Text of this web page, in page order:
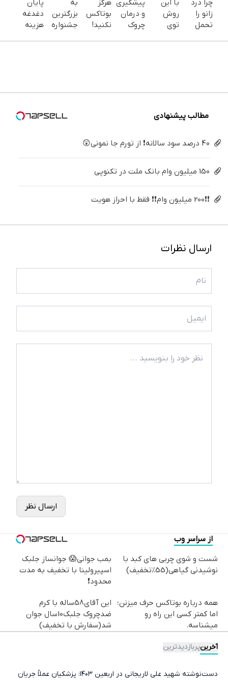
چرا درد
زانو را
تحمل
کن
با این
روش
توی
پیشگیری
و درمان
چروک
هرگز
بوتاکس
نکنید!
جوان می
به
بزرگترین
جشنواره
پایان
دغدغه
هزینه
کننده
مطالب پیشنهادی
40 درصد سود سالانه❗ از تورم جا نمونی😲
150 میلیون وام بانک ملت در تکنوپی
❗❗200 میلیون وام❗❗ فقط با احراز هویت
ارسال نظرات
ارسال نظر
از سراسر وب
شست و شوی چربی های کبد با
نوشیدنی گیاهی(55%تخفیف)
بمب جوانی😱 جوانساز جلبک
اسپیرولینا با تخفیف به مدت
محدود❗
همه درباره بوتاکس حرف میزنن؛
اما کمتر کسی این راه رو
میشناسه.
این آقای58ساله با کرم
ضدچروک جلبک10سال جوان
شد(سفارش با تخفیف)
آخرینپربازدیدترین
دست‌نوشته شهید علی لاریجانی در اربعین ۱۴۰۳: پزشکیان عملاً جریان